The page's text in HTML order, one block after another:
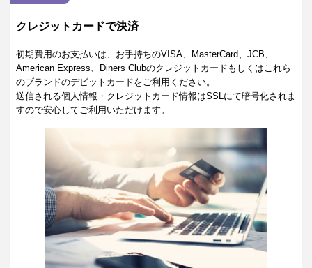
クレジットカードで決済
初期費用のお支払いは、お手持ちのVISA、MasterCard、JCB、
American Express、Diners Clubのクレジットカードもしくはこれら
のブランドのデビットカードをご利用ください。
送信される個人情報・クレジットカード情報はSSLにて暗号化されま
すので安心してご利用いただけます。